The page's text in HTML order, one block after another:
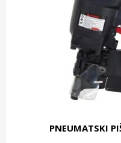
PNEUMATSKI